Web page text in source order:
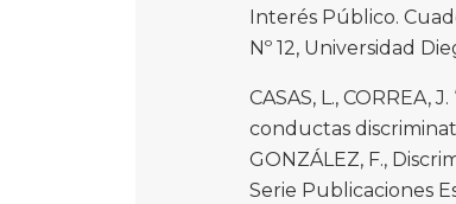
Interés Público.
Nº 12, Universidad
CASAS, L.,
conductas
GONZÁLEZ, F.,
Serie Publicaciones